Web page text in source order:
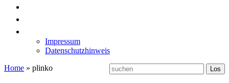
Impressum
Datenschutzhinweis
Home » plinko